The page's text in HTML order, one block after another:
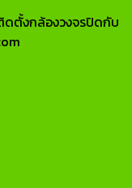
ดตั้งกล้องวงจรปิดกับ